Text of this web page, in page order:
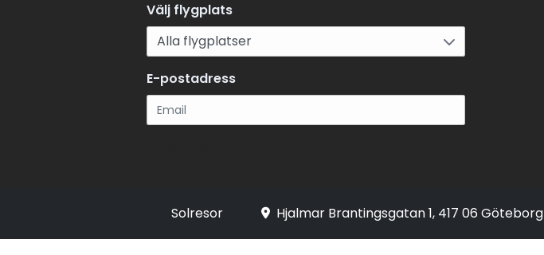
Välj flygplats
E-postadress
Solresor Hjalmar Brantingsgatan 1, 417 06 Göteborg